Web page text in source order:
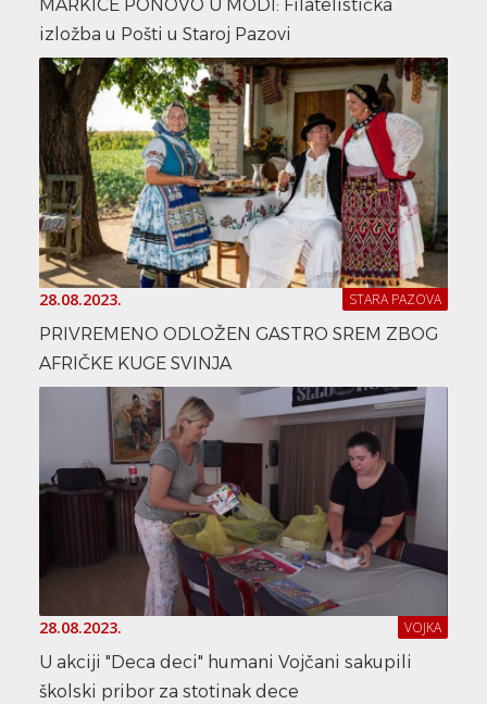
MARKICE PONOVO U MODI: Filatelistička
izložba u Pošti u Staroj Pazovi
28.08.2023. STARA PAZOVA
PRIVREMENO ODLOŽEN GASTRO SREM ZBOG
AFRIČKE KUGE SVINJA
28.08.2023. VOJKA
U akciji "Deca deci" humani Vojčani sakupili
školski pribor za stotinak dece